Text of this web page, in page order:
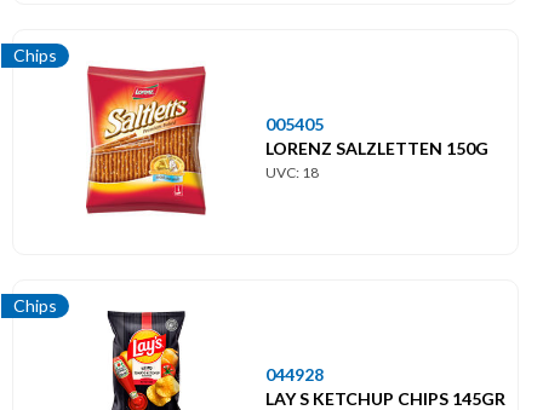
Chips
005405
LORENZ SALZLETTEN 150G
UVC: 18
Chips
044928
LAY S KETCHUP CHIPS 145GR